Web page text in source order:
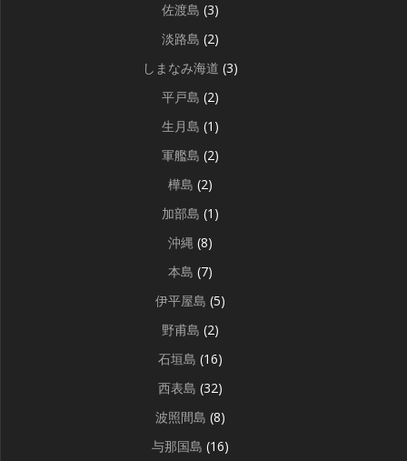
佐渡島 (3)
淡路島 (2)
しまなみ海道 (3)
平戸島 (2)
生月島 (1)
軍艦島 (2)
樺島 (2)
加部島 (1)
沖縄 (8)
本島 (7)
伊平屋島 (5)
野甫島 (2)
石垣島 (16)
西表島 (32)
波照間島 (8)
与那国島 (16)